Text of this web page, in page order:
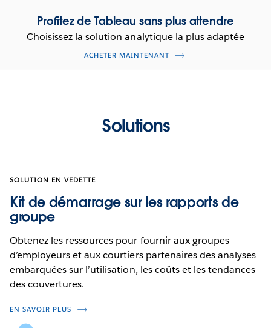
Profitez de Tableau sans plus attendre
Choisissez la solution analytique la plus adaptée
ACHETER MAINTENANT
Solutions
SOLUTION EN VEDETTE
Kit de démarrage sur les rapports de
groupe
Obtenez les ressources pour fournir aux groupes
d’employeurs et aux courtiers partenaires des analyses
embarquées sur l’utilisation, les coûts et les tendances
des couvertures.
EN SAVOIR PLUS